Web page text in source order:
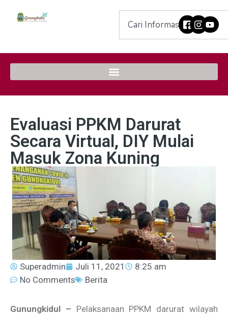
Evaluasi PPKM Darurat
Secara Virtual, DIY Mulai
Masuk Zona Kuning
Superadmin Juli 11, 2021
8:25 am
No Comments
Berita
Gunungkidul – Pelaksanaan PPKM darurat wilayah